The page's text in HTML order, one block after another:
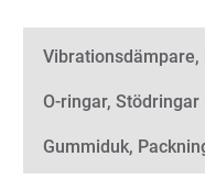
Kategorier
Vibrationsdämpare,
O-ringar, Stödringar
Gummiduk,